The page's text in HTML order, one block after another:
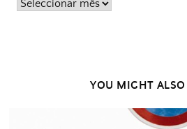
Posts
YOU MIGHT ALSO